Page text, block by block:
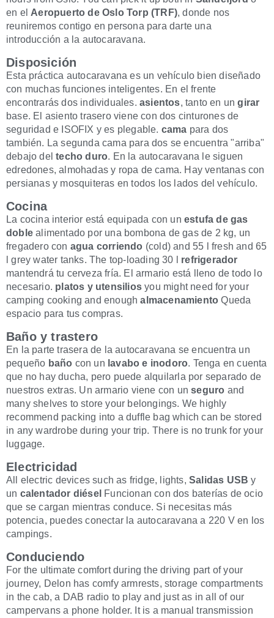
en el Aeropuerto de Oslo Torp (TRF), donde nos
reuniremos contigo en persona para darte una
introducción a la autocaravana.
Disposición
Esta práctica autocaravana es un vehículo bien diseñado
con muchas funciones inteligentes. En el frente
encontrarás dos individuales. asientos, tanto en ungirar
base. El asiento trasero viene con dos cinturones de
seguridad e ISOFIX y es plegable. cama para dos
también. La segunda cama para dos se encuentra "arriba"
debajo deltecho duro. En la autocaravana le siguen
edredones, almohadas y ropa de cama. Hay ventanas con
persianas y mosquiteras en todos los lados del vehículo.
Cocina
La cocina interior está equipada con un estufa de gas
doble alimentado por una bombona de gas de 2 kg, un
fregadero con agua corriendo (cold) and 55 l fresh and 65
l grey water tanks. The top-loading 30 l refrigerador
mantendrá tu cerveza fría. El armario está lleno de todo lo
necesario. platos y utensilios you might need for your
camping cooking and enoughalmacenamiento Queda
espacio para tus compras.
Baño y trastero
En la parte trasera de la autocaravana se encuentra un
pequeño baño con un lavabo e inodoro. Tenga en cuenta
que no hay ducha, pero puede alquilarla por separado de
nuestros extras. Un armario viene con unseguro and
many shelves to store your belongings. We highly
recommend packing into a duffle bag which can be stored
in any wardrobe during your trip. There is no trunk for your
luggage.
Electricidad
All electric devices such as fridge, lights, Salidas USB y
un calentador diésel Funcionan con dos baterías de ocio
que se cargan mientras conduce. Si necesitas más
potencia, puedes conectar la autocaravana a 220 V en los
campings.
Conduciendo
For the ultimate comfort during the driving part of your
journey, Delon has comfy armrests, storage compartments
in the cab, a DAB radio to play and just as in all of our
campervans a phone holder. It is a manual transmission